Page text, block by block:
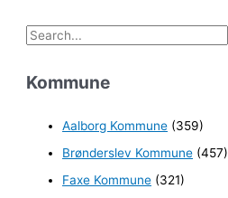
S
g
Kommune
Aalborg Kommune (359)
Brønderslev Kommune (457)
Faxe Kommune (321)